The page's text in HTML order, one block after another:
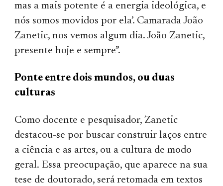
mas a mais potente é a energia ideológica, e
nós somos movidos por ela’. Camarada João
Zanetic, nos vemos algum dia. João Zanetic,
presente hoje e sempre”.
Ponte entre dois mundos, ou duas
culturas
Como docente e pesquisador, Zanetic
destacou-se por buscar construirlaços entre
a ciência e as artes, ou a cultura de modo
geral. Essa preocupação, que aparece na sua
tese de doutorado, será retomada em textos